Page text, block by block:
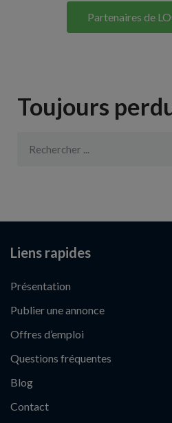
Partenaires de
Toujours
Liens rapides
Présentation
Publier une annonce
Offres d’emploi
Questions fréquentes
Blog
Contact